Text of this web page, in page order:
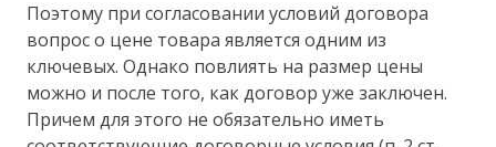
Поэтому при согласовании условий договора
вопрос о цене товара является одним из
ключевых. Однако повлиять на размер цены
можно и после того, как договор уже заключен.
Причем для этого не обязательно иметь